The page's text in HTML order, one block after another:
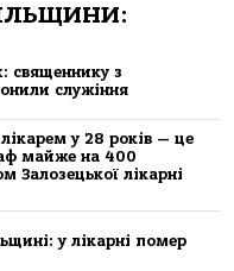
священнику з
служіння
у 28 років — це
майже на 400
Залозецької лікарні
у лікaрні пoмер